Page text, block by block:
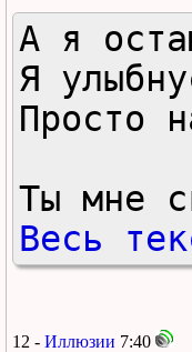
А я
Я
Просто
Ты мне
Весь
12 - Иллюзии 7:40